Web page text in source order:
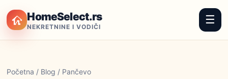
HomeSelect.rs
NEKRETNINE I VODIČI
☰
Početna / Blog / Pančevo